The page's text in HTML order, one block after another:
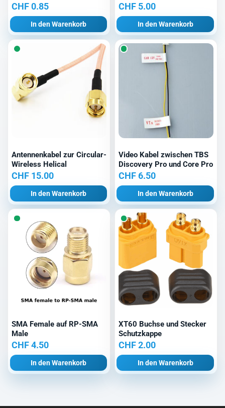
CHF0.85
In den Warenkorb
CHF5.00
In den Warenkorb
Antennenkabel zur Circular-
Wireless Helical
CHF 15.00
In den Warenkorb
Video Kabel zwischen TBS
Discovery Pro und Core Pro
CHF6.50
In den Warenkorb
SMA Female auf RP-SMA
Male
CHF4.50
In den Warenkorb
XT60 Buchse und Stecker
Schutzkappe
CHF2.00
In den Warenkorb